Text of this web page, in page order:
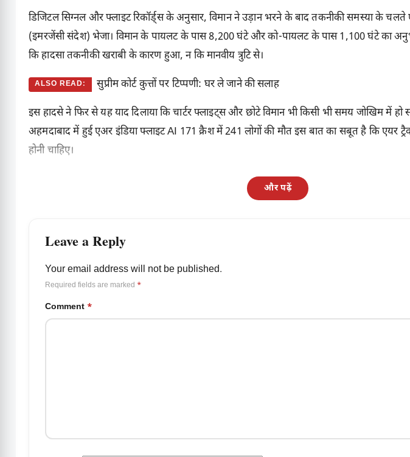
डिजिटल सिग्नल और फ्लाइट रिकॉर्ड्स के अनुसार, विमान ने उड़ान भरने के बाद तकनीकी समस्या के चलते
(इमरजेंसी संदेश) भेजा। विमान के पायलट के पास 8,200 घंटे और को-पायलट के पास 1,100 घंटे का
कि हादसा तकनीकी खराबी के कारण हुआ, न कि मानवीय त्रुटि से।
ALSO READ: सुप्रीम कोर्ट कुत्तों पर टिप्पणी: घर ले जाने की सलाह
इस हादसे ने फिर से यह याद दिलाया कि चार्टर फ्लाइट्स और छोटे विमान भी किसी भी समय जोखिम में
अहमदाबाद में हुई एअर इंडिया फ्लाइट AI 171 क्रैश में 241 लोगों की मौत इस बात का सबूत है कि एयर
होनी चाहिए।
और पढ़ें
Leave a Reply
Your email address will not be published.
Required fields are marked *
Comment *